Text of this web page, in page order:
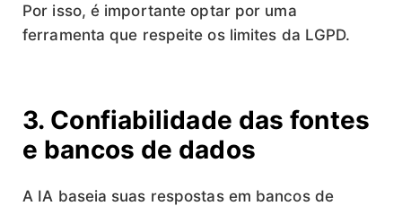
Por isso, é importante optar por uma
ferramenta que respeite os limites da LGPD.
3. Confiabilidade das fontes
e bancos de dados
A IA baseia suas respostas em bancos de